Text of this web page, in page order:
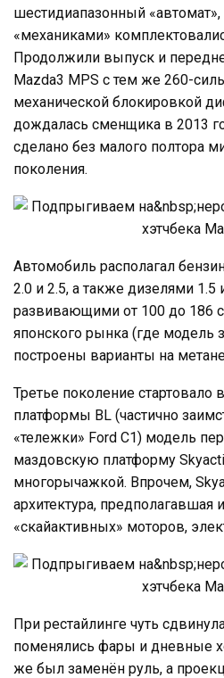
шестидиапазонный
«механиками»
Продолжили выпуск и
Mazda3 MPS с тем же 260-
механической блокировкой
дождалась сменщика в 2013
сделано без малого полтора
поколения.
Автомобиль располагал
2.0 и 2.5, а также дизелями 1.5
развивающими от 100 до 186
японского рынка (где модель
построены варианты на
Третье поколение стартовало
платформы BL (частично
«тележки» Ford C1) модель
маздовскую платформу
многорычажкой. Впрочем,
архитектура,
«скайактивных» моторов,
При рестайлинге чуть
поменялись фары и дневные
же был заменён руль, а